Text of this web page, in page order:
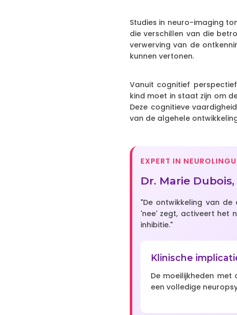
Studies in neuro-imaging
die verschillen van die
verwerving van de
kunnen vertonen.
Vanuit cognitief
kind moet in staat zijn om
Deze cognitieve
van de algehele
EXPERT IN
Dr. Marie
"De ontwikkeling van
'nee' zegt, activeert het
inhibitie."
Klinische
De moeilijkheden met
een volledige